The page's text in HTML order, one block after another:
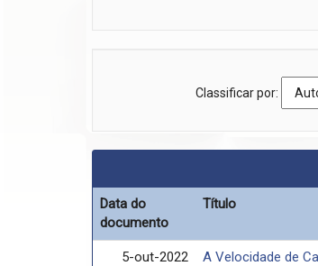
Classificar por:
Data do
documento
Título
5-out-2022
A Velocidade de